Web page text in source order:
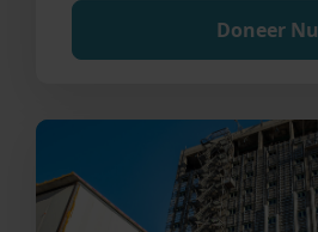
Doneer Nu